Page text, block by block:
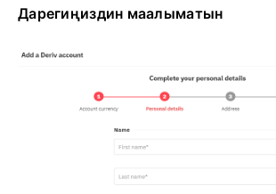
Дарегиңиздин маалыматын